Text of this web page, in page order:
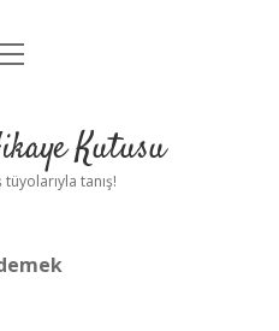
Uyarı Kutusu
tüyolarıyla tanış!